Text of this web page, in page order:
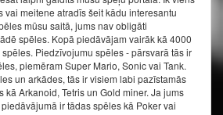
vai meitene atradīs šeit kādu interesantu
mūsu saitā, jums nav obligāti
spēles. Kopā piedāvājam vairāk kā 4000
Piedzīvojumu spēles - pārsvarā tās ir
piemēram Super Mario, Sonic vai Tank.
un arkādes, tās ir visiem labi pazīstamās
kā Arkanoid, Tetris un Gold miner. Ja jums
ir tādas spēles kā Poker vai